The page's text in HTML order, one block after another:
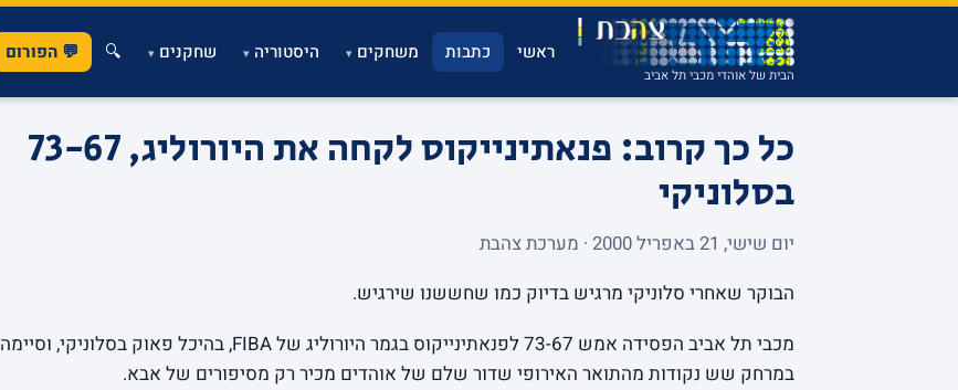
הבית של אוהדי מכבי תל אביב
ראשי כתבות משחקים▾ היסטוריה▾ שחקנים▾
🔍 💬 הפורום
כל כך קרוב: פנאתינייקוס לקחה את היורוליג, 73-67
בסלוניקי
יום שישי, 21 באפריל 2000 · מערכת צהבת
הבוקר שאחרי סלוניקי מרגיש בדיוק כמו שחששנו שירגיש.
מכבי תל אביב הפסידה אמש 73-67 לפנאתינייקוס בגמר היורוליג של FIBA, בהיכל פאוק בסלוניקי, וסיימה
במרחק שש נקודות מהתואר האירופי שדור שלם של אוהדים מכיר רק מסיפורים של אבא.